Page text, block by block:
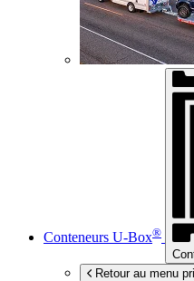
Conteneurs U-Box®
Retour au menu